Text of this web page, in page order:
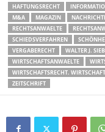
HAFTUNGSRECHT
M&A
MAGAZIN
RECHTSANWAELTE
SCHIEDSVERFAHREN
VERGABERECHT
WALTER J.
WIRTSCHAFTSANWAELTE
WIRTSCHAFTSRECHT.
ZEITSCHRIFT